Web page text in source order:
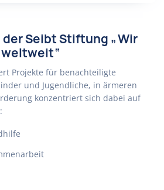
der Seibt Stiftung „Wir
Projekte für benachteiligte
und Jugendliche, in ärmeren
konzentriert sich dabei auf